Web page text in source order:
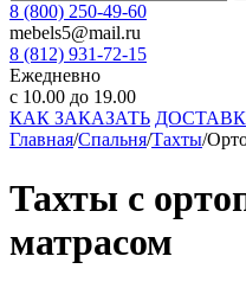
8 (800) 250-49-60
mebels5@mail.ru
8 (812) 931-72-15
Ежедневно
с 10.00 до 19.00
КАК ЗАКАЗАТЬ
Главная/Спальня/Тахты/
Тахты с
матрасом